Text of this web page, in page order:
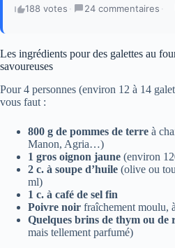
188 votes · 24 commentaires ·
Les ingrédients pour des galettes au
savoureuses
Pour 4 personnes (environ 12 à 14
vous faut :
800 g de pommes de terre à
Manon, Agria…)
1 gros oignon jaune (environ
2 c. à soupe d’huile (olive ou
ml)
1 c. à café de sel fin
Poivre noir fraîchement moulu,
Quelques brins de thym ou de
mais tellement parfumé)